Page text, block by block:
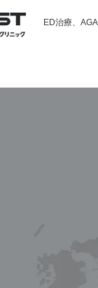
ED治療、AGA